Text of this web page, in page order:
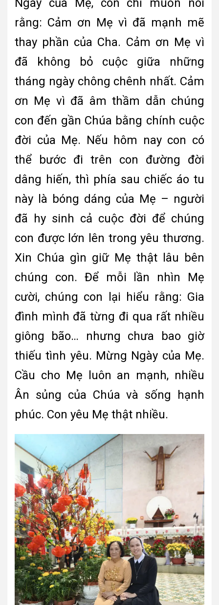
Ngày của Mẹ, con chỉ muốn nói
rằng: Cảm ơn Mẹ vì đã mạnh mẽ
thay phần của Cha. Cảm ơn Mẹ vì
đã không bỏ cuộc giữa những
tháng ngày chông chênh nhất. Cảm
ơn Mẹ vì đã âm thầm dẫn chúng
con đến gần Chúa bằng chính cuộc
đời của Mẹ. Nếu hôm nay con có
thể bước đi trên con đường đời
dâng hiến, thì phía sau chiếc áo tu
này là bóng dáng của Mẹ – người
đã hy sinh cả cuộc đời để chúng
con được lớn lên trong yêu thương.
Xin Chúa gìn giữ Mẹ thật lâu bên
chúng con. Để mỗi lần nhìn Mẹ
cười, chúng con lại hiểu rằng: Gia
đình mình đã từng đi qua rất nhiều
giông bão… nhưng chưa bao giờ
thiếu tình yêu. Mừng Ngày của Mẹ.
Cầu cho Mẹ luôn an mạnh, nhiều
Ân sủng của Chúa và sống hạnh
phúc. Con yêu Mẹ thật nhiều.